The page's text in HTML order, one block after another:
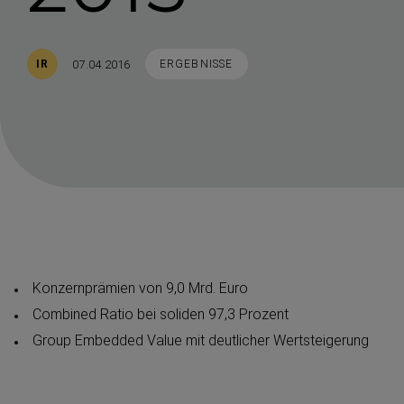
IR Veröffentlicht
07.04.2016 STICHWORTE
ERGEBNISSE
Konzern­prämien von 9,0 Mrd. Euro
Combined Ratio bei soliden 97,3 Prozent
Group Embedded Value mit deutlicher Wertstei­gerung